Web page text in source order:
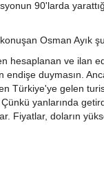
90'larda
Osman Ayık
hesaplanan ve ilan
duymasın.
Türkiye'ye gelen
yanlarında
Fiyatlar, doların